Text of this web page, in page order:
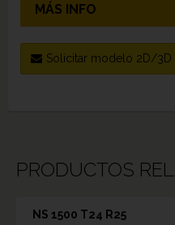
MÁS INFO
Solicitar modelo 2D/3D
PRODUCTOS
NS 1500 T24 R25